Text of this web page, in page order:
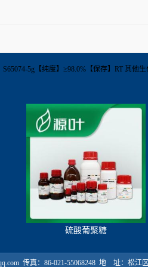
5g【纯度】≥98.0%【保存】RT 其他
硫酸葡聚糖
传真：86-021-55068248 地 址：松江